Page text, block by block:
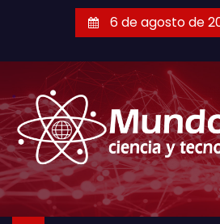
a
r
a
l
c
o
6 de agosto de